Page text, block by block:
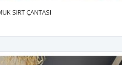
SIRT ÇANTASI